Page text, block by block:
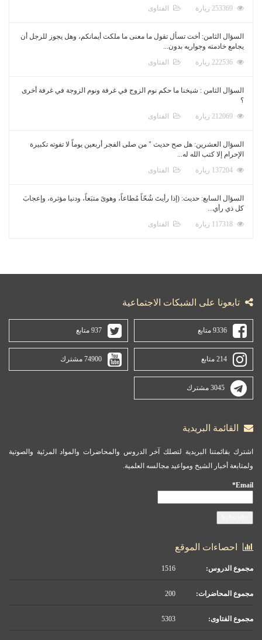
الفتاوى
السؤال الثامن: أخت تسأل تقول ما معنى ما ملكت أيمانكم، وهل يجوز للرجل أن
يجامع خادمته وجواريه بدون...
الفتاوى
السؤال الثامن : شيخنا ما حكم نوم الزوج في غرفة ونوم الزوجة في غرفة أخرى
؟
الفتاوى
السؤال العشرين: هل صح حديث " من صلى الفجر أربعين يوماً لا تفوته تكبيرة
الإحرام إلا كتب الله له...
الفتاوى
السؤال السابع: حديث: (إذا رأيتَ شُحّاً مُطاعاً، وهوىً متبَعاً، ودنيا مؤثرة، وإعجابَ
كل ذي رأي...
الفتاوى
تابعونا على الشبكات الاجتماعية
9336 متابع 937 متابع
214 متابع 74900 مشترك
3045 مشترك
القائمة البريدية
اشترك بقائمتنا البريدية لتصلك آخر الدروس والمحاضرات والمواد المرئية والصوتية
ولمتابعة أخبار الشيخ ومواعيد مجالسه العلمية.
Email*
احصاءات الموقع
مجموع الدروس:
مجموع المحاضرات:
مجموع الفتاوى: